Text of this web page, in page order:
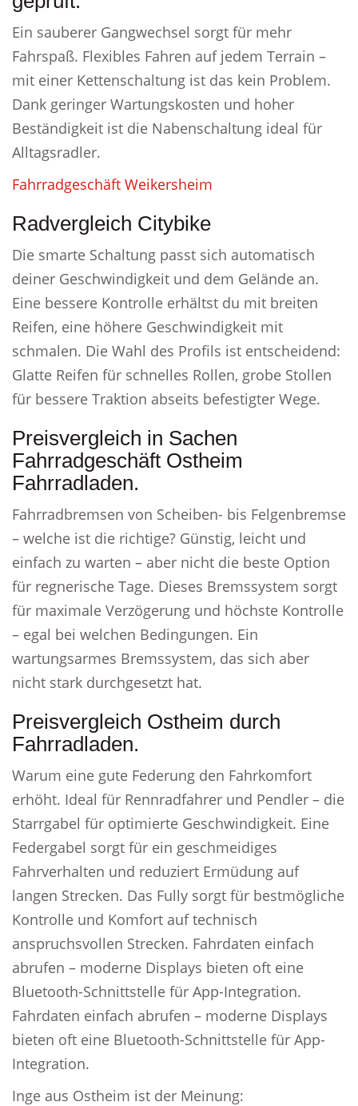
Ein sauberer Gangwechsel sorgt für mehr
Fahrspaß. Flexibles Fahren auf jedem Terrain –
mit einer Kettenschaltung ist das kein Problem.
Dank geringer Wartungskosten und hoher
Beständigkeit ist die Nabenschaltung ideal für
Alltagsradler.
Fahrradgeschäft Weikersheim
Radvergleich Citybike
Die smarte Schaltung passt sich automatisch
deiner Geschwindigkeit und dem Gelände an.
Eine bessere Kontrolle erhältst du mit breiten
Reifen, eine höhere Geschwindigkeit mit
schmalen. Die Wahl des Profils ist entscheidend:
Glatte Reifen für schnelles Rollen, grobe Stollen
für bessere Traktion abseits befestigter Wege.
Preisvergleich in Sachen
Fahrradgeschäft Ostheim
Fahrradladen.
Fahrradbremsen von Scheiben- bis Felgenbremse
– welche ist die richtige? Günstig, leicht und
einfach zu warten – aber nicht die beste Option
für regnerische Tage. Dieses Bremssystem sorgt
für maximale Verzögerung und höchste Kontrolle
– egal bei welchen Bedingungen. Ein
wartungsarmes Bremssystem, das sich aber
nicht stark durchgesetzt hat.
Preisvergleich Ostheim durch
Fahrradladen.
Warum eine gute Federung den Fahrkomfort
erhöht. Ideal für Rennradfahrer und Pendler – die
Starrgabel für optimierte Geschwindigkeit. Eine
Federgabel sorgt für ein geschmeidiges
Fahrverhalten und reduziert Ermüdung auf
langen Strecken. Das Fully sorgt für bestmögliche
Kontrolle und Komfort auf technisch
anspruchsvollen Strecken. Fahrdaten einfach
abrufen – moderne Displays bieten oft eine
Bluetooth-Schnittstelle für App-Integration.
Fahrdaten einfach abrufen – moderne Displays
bieten oft eine Bluetooth-Schnittstelle für App-
Integration.
Inge aus Ostheim ist der Meinung: